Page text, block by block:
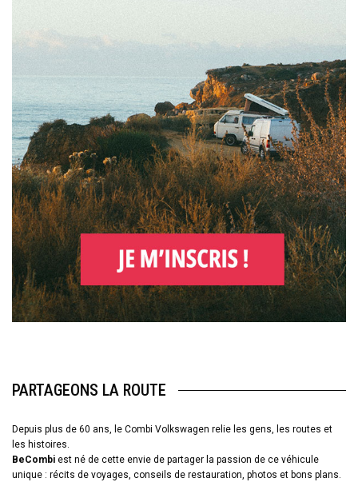
PARTAGEONS LA ROUTE
Depuis plus de 60 ans, le Combi Volkswagen relie les gens, les routes et
les histoires.
BeCombi est né de cette envie de partager la passion de ce véhicule
unique : récits de voyages, conseils de restauration, photos et bons plans.